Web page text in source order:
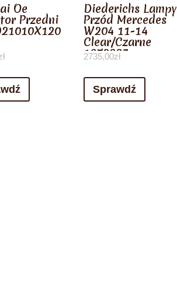
Oe
Przedni
Diederichs Lampy
Przód Mercedes
W204 11-14
Clear/Czarne
1672885
2735,00zł
Sprawdź